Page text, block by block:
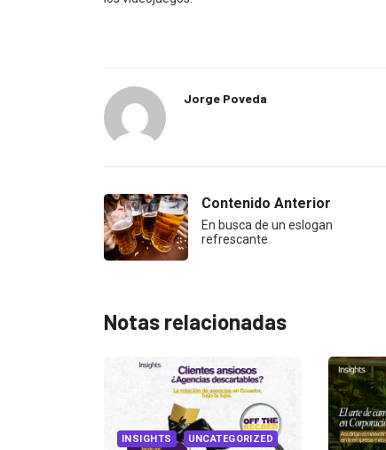
Jorge Poveda
Contenido Anterior
En busca de un eslogan
refrescante
Notas relacionadas